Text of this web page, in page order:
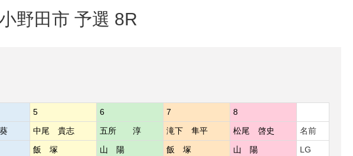
野田市 予選 8R
5 6 7
8
中尾 貴志 五所 淳 滝下 隼平 松尾 啓史
名前
飯 塚
山 陽
飯 塚
山 陽
LG